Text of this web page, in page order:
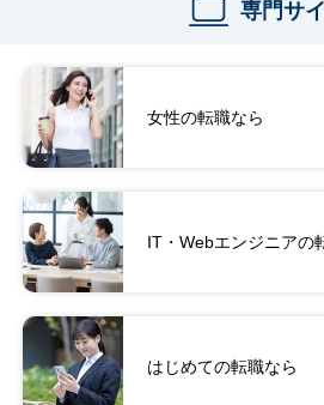
専門サ
女性の転職なら
IT・Webエンジニアの
はじめての転職なら